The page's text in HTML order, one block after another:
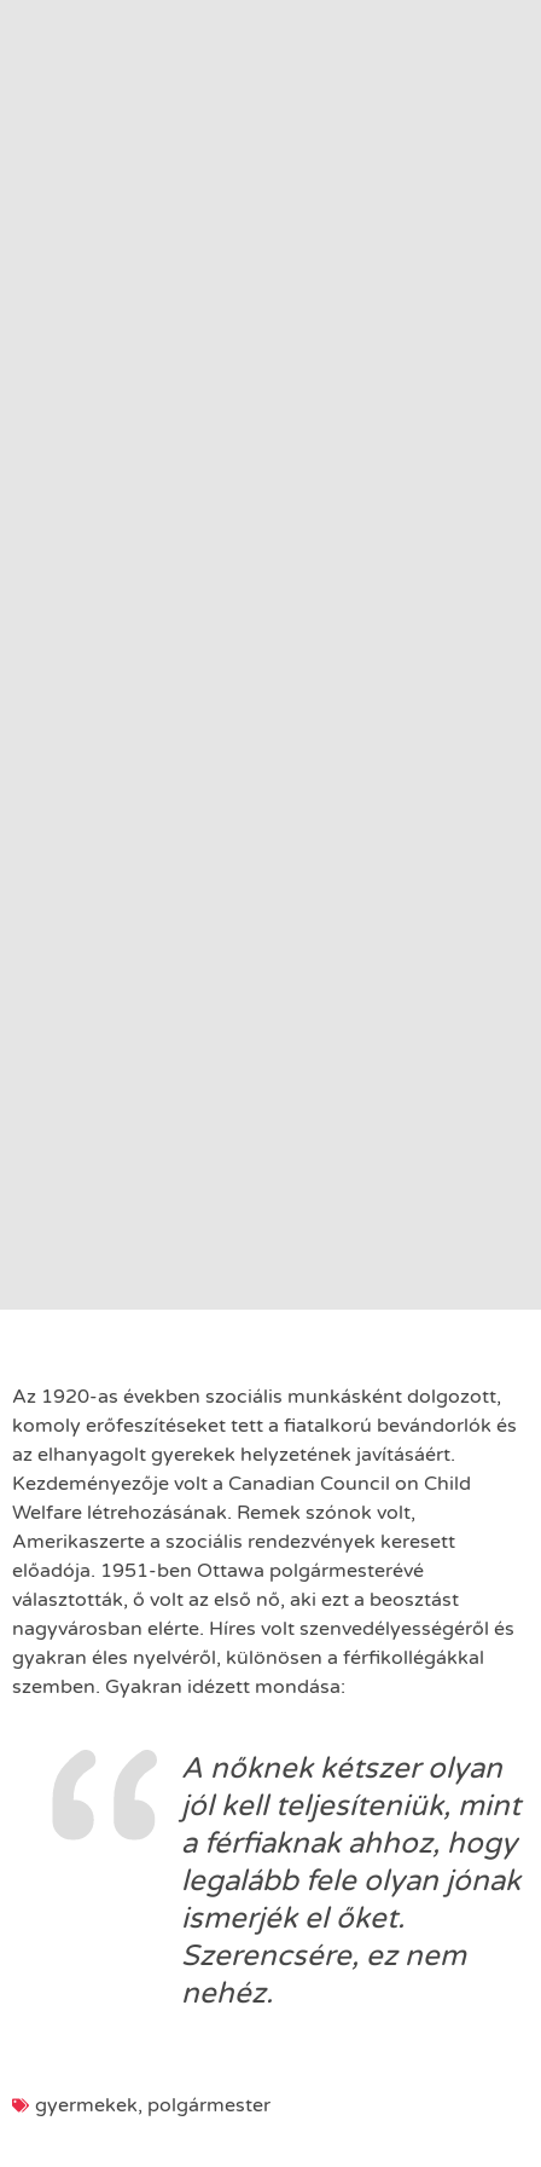
Az 1920-as években szociális munkásként dolgozott,
komoly erőfeszítéseket tett a fiatalkorú bevándorlók és
az elhanyagolt gyerekek helyzetének javításáért.
Kezdeményezője volt a Canadian Council on Child
Welfare létrehozásának. Remek szónok volt,
Amerikaszerte a szociális rendezvények keresett
előadója. 1951-ben Ottawa polgármesterévé
választották, ő volt az első nő, aki ezt a beosztást
nagyvárosban elérte. Híres volt szenvedélyességéről és
gyakran éles nyelvéről, különösen a férfikollégákkal
szemben. Gyakran idézett mondása:
A nőknek kétszer olyan
jól kell teljesíteniük, mint
a férfiaknak ahhoz, hogy
legalább fele olyan jónak
ismerjék el őket.
Szerencsére, ez nem
nehéz.
gyermekek, polgármester